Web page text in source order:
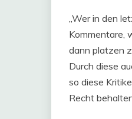
„Wer in den
Kommentare,
dann platzen
Durch diese
so diese
Recht